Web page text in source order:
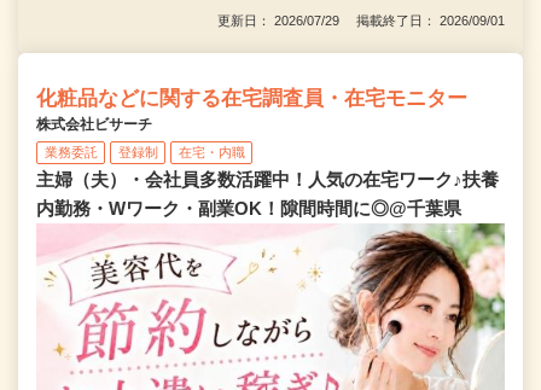
更新日： 2026/07/29 掲載終了日： 2026/09/01
化粧品などに関する在宅調査員・在宅モニター
株式会社ビサーチ
業務委託 登録制 在宅・内職
主婦（夫）・会社員多数活躍中！人気の在宅ワーク♪扶養
内勤務・Wワーク・副業OK！隙間時間に◎@千葉県